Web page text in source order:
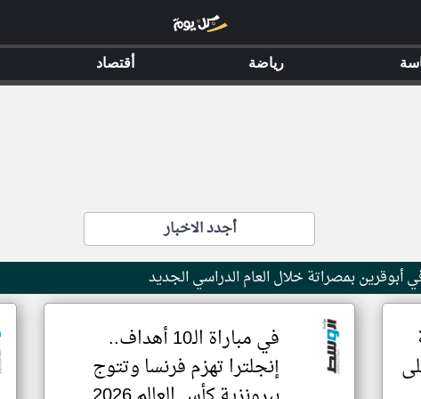
أجدد الاخبار
بمصراتة خلال العام الدراسي الجديد
في مباراة الـ10 أهداف..
إنجلترا تهزم فرنسا وتتوج
رياضة أقتصاد